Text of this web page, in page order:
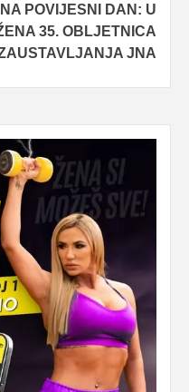
POVIJESNI DAN: U
35. OBLJETNICA
JNA